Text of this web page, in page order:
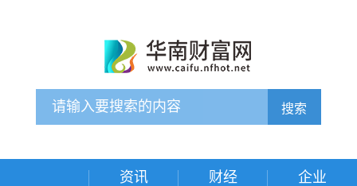
搜索
资讯 财经 企业